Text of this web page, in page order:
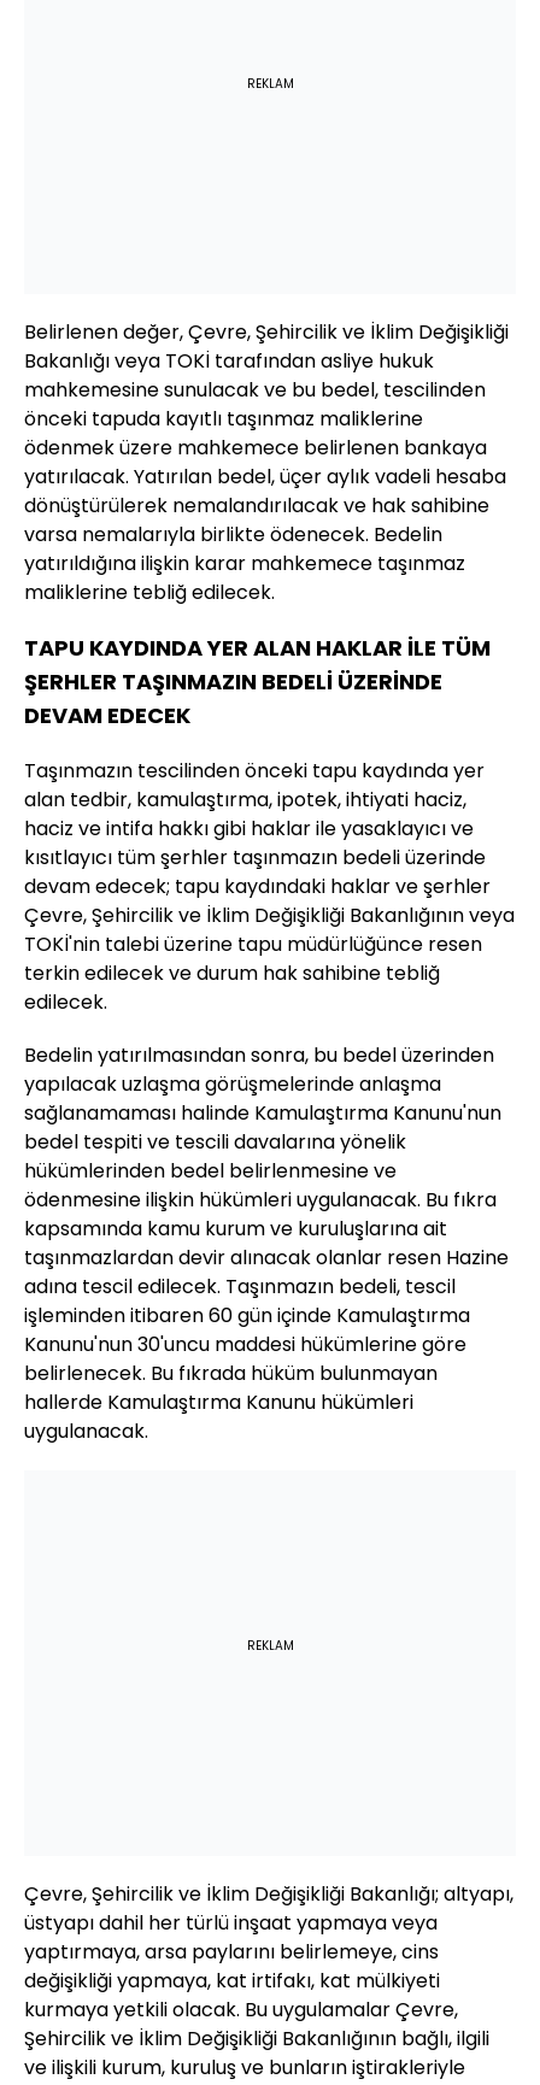
REKLAM
Belirlenen değer, Çevre, Şehircilik ve İklim Değişikliği
Bakanlığı veya TOKİ tarafından asliye hukuk
mahkemesine sunulacak ve bu bedel, tescilinden
önceki tapuda kayıtlı taşınmaz maliklerine
ödenmek üzere mahkemece belirlenen bankaya
yatırılacak. Yatırılan bedel, üçer aylık vadeli hesaba
dönüştürülerek nemalandırılacak ve hak sahibine
varsa nemalarıyla birlikte ödenecek. Bedelin
yatırıldığına ilişkin karar mahkemece taşınmaz
maliklerine tebliğ edilecek.
TAPU KAYDINDA YER ALAN HAKLAR İLE TÜM
ŞERHLER TAŞINMAZIN BEDELİ ÜZERİNDE
DEVAM EDECEK
Taşınmazın tescilinden önceki tapu kaydında yer
alan tedbir, kamulaştırma, ipotek, ihtiyati haciz,
haciz ve intifa hakkı gibi haklar ile yasaklayıcı ve
kısıtlayıcı tüm şerhler taşınmazın bedeli üzerinde
devam edecek; tapu kaydındaki haklar ve şerhler
Çevre, Şehircilik ve İklim Değişikliği Bakanlığının veya
TOKİ'nin talebi üzerine tapu müdürlüğünce resen
terkin edilecek ve durum hak sahibine tebliğ
edilecek.
Bedelin yatırılmasından sonra, bu bedel üzerinden
yapılacak uzlaşma görüşmelerinde anlaşma
sağlanamaması halinde Kamulaştırma Kanunu'nun
bedel tespiti ve tescili davalarına yönelik
hükümlerinden bedel belirlenmesine ve
ödenmesine ilişkin hükümleri uygulanacak. Bu fıkra
kapsamında kamu kurum ve kuruluşlarına ait
taşınmazlardan devir alınacak olanlar resen Hazine
adına tescil edilecek. Taşınmazın bedeli, tescil
işleminden itibaren 60 gün içinde Kamulaştırma
Kanunu'nun 30'uncu maddesi hükümlerine göre
belirlenecek. Bu fıkrada hüküm bulunmayan
hallerde Kamulaştırma Kanunu hükümleri
uygulanacak.
REKLAM
Çevre, Şehircilik ve İklim Değişikliği Bakanlığı; altyapı,
üstyapı dahil her türlü inşaat yapmaya veya
yaptırmaya, arsa paylarını belirlemeye, cins
değişikliği yapmaya, kat irtifakı, kat mülkiyeti
kurmaya yetkili olacak. Bu uygulamalar Çevre,
Şehircilik ve İklim Değişikliği Bakanlığının bağlı, ilgili
ve ilişkili kurum, kuruluş ve bunların iştirakleriyle